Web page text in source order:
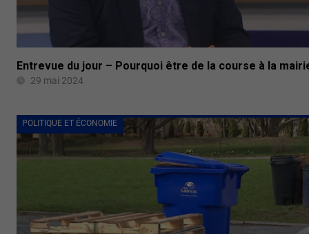
Entrevue du jour – Pourquoi être de la course à la
29 mai 2024
POLITIQUE ET ÉCONOMIE